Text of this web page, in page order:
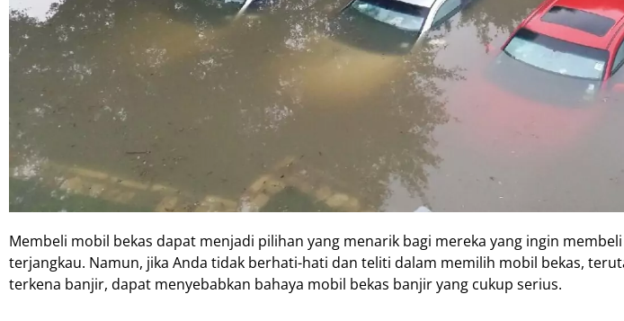
Membeli mobil bekas dapat menjadi pilihan yang menarik bagi mereka yang ingin
terjangkau. Namun, jika Anda tidak berhati-hati dan teliti dalam memilih mobil bekas,
terkena banjir, dapat menyebabkan bahaya mobil bekas banjir yang cukup serius.